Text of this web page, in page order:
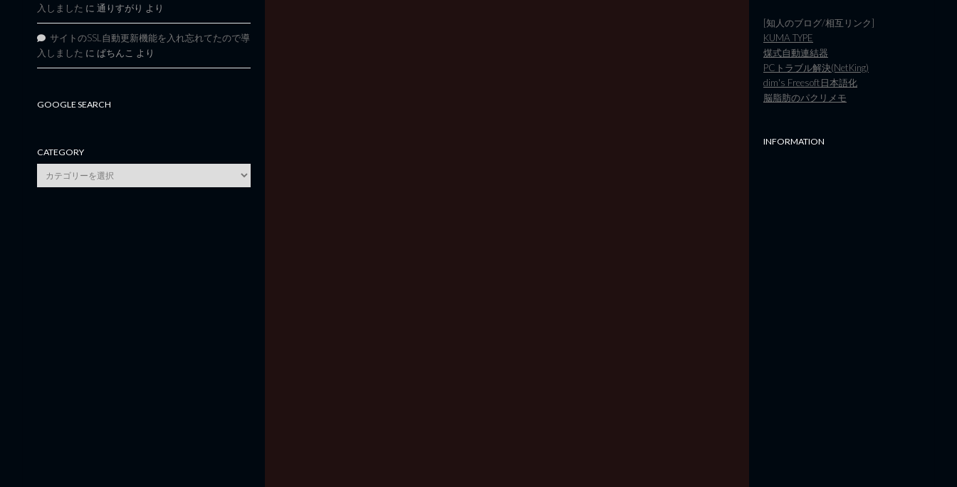
入しました に 通りすがり より
サイトのSSL自動更新機能を入れ忘れてたので導
入しました に ぱちんこ より
GOOGLE SEARCH
CATEGORY
category
[知人のブログ/相互リンク]
KUMA TYPE
煤式自動連結器
PCトラブル解決(NetKing)
dim's Freesoft日本語化
脳脂肪のパクリメモ
INFORMATION